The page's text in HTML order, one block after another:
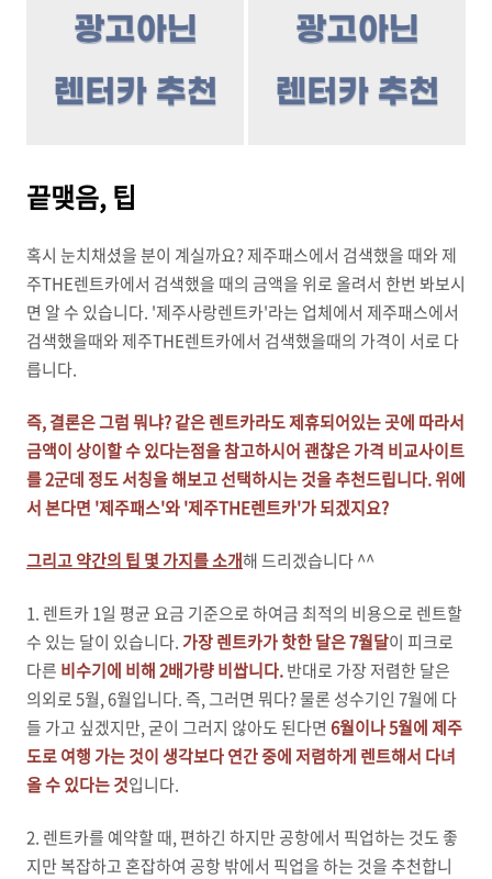
끝맺음, 팁
혹시 눈치채셨을 분이 계실까요? 제주패스에서 검색했을 때와 제
주THE렌트카에서 검색했을 때의 금액을 위로 올려서 한번 봐보시
면 알 수 있습니다. '제주사랑렌트카'라는 업체에서 제주패스에서
검색했을때와 제주THE렌트카에서 검색했을때의 가격이 서로 다
릅니다.
즉,결론은 그럼 뭐냐? 같은 렌트카라도 제휴되어있는 곳에 따라서
금액이 상이할 수 있다는점을 참고하시어 괜찮은 가격 비교사이트
를 2군데 정도 서칭을 해보고 선택하시는 것을 추천드립니다. 위에
서 본다면 '제주패스'와 '제주THE렌트카'가 되겠지요?
그리고 약간의 팁 몇 가지를 소개해 드리겠습니다 ^^
1. 렌트카 1일 평균 요금 기준으로 하여금 최적의 비용으로 렌트할
수 있는 달이 있습니다. 가장 렌트카가 핫한 달은 7월달이 피크로
다른 비수기에 비해 2배가량 비쌉니다.반대로 가장 저렴한 달은
의외로 5월, 6월입니다. 즉, 그러면 뭐다? 물론 성수기인 7월에 다
들 가고 싶겠지만, 굳이 그러지 않아도 된다면 6월이나 5월에 제주
도로 여행 가는 것이 생각보다 연간 중에 저렴하게 렌트해서 다녀
올 수 있다는 것입니다.
2. 렌트카를 예약할 때, 편하긴 하지만 공항에서 픽업하는 것도 좋
지만 복잡하고 혼잡하여 공항 밖에서 픽업을 하는 것을 추천합니